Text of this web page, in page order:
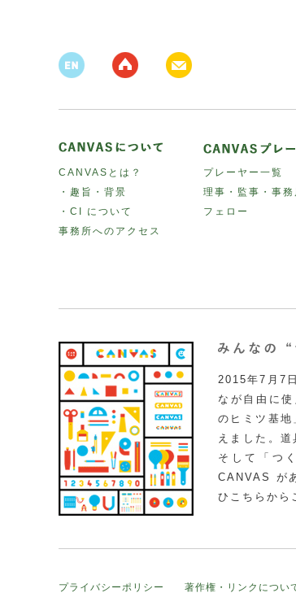
CANVASとは？
・趣旨・背景
・CI について
事務所へのアクセス
プレーヤー一覧
理事・監事・事務
フェロー
2015年7月7
なが自由に
のヒミツ基
えました。
そして「つ
CANVAS が
ひこちらから
プライバシーポリシー 著作権・リンクについ